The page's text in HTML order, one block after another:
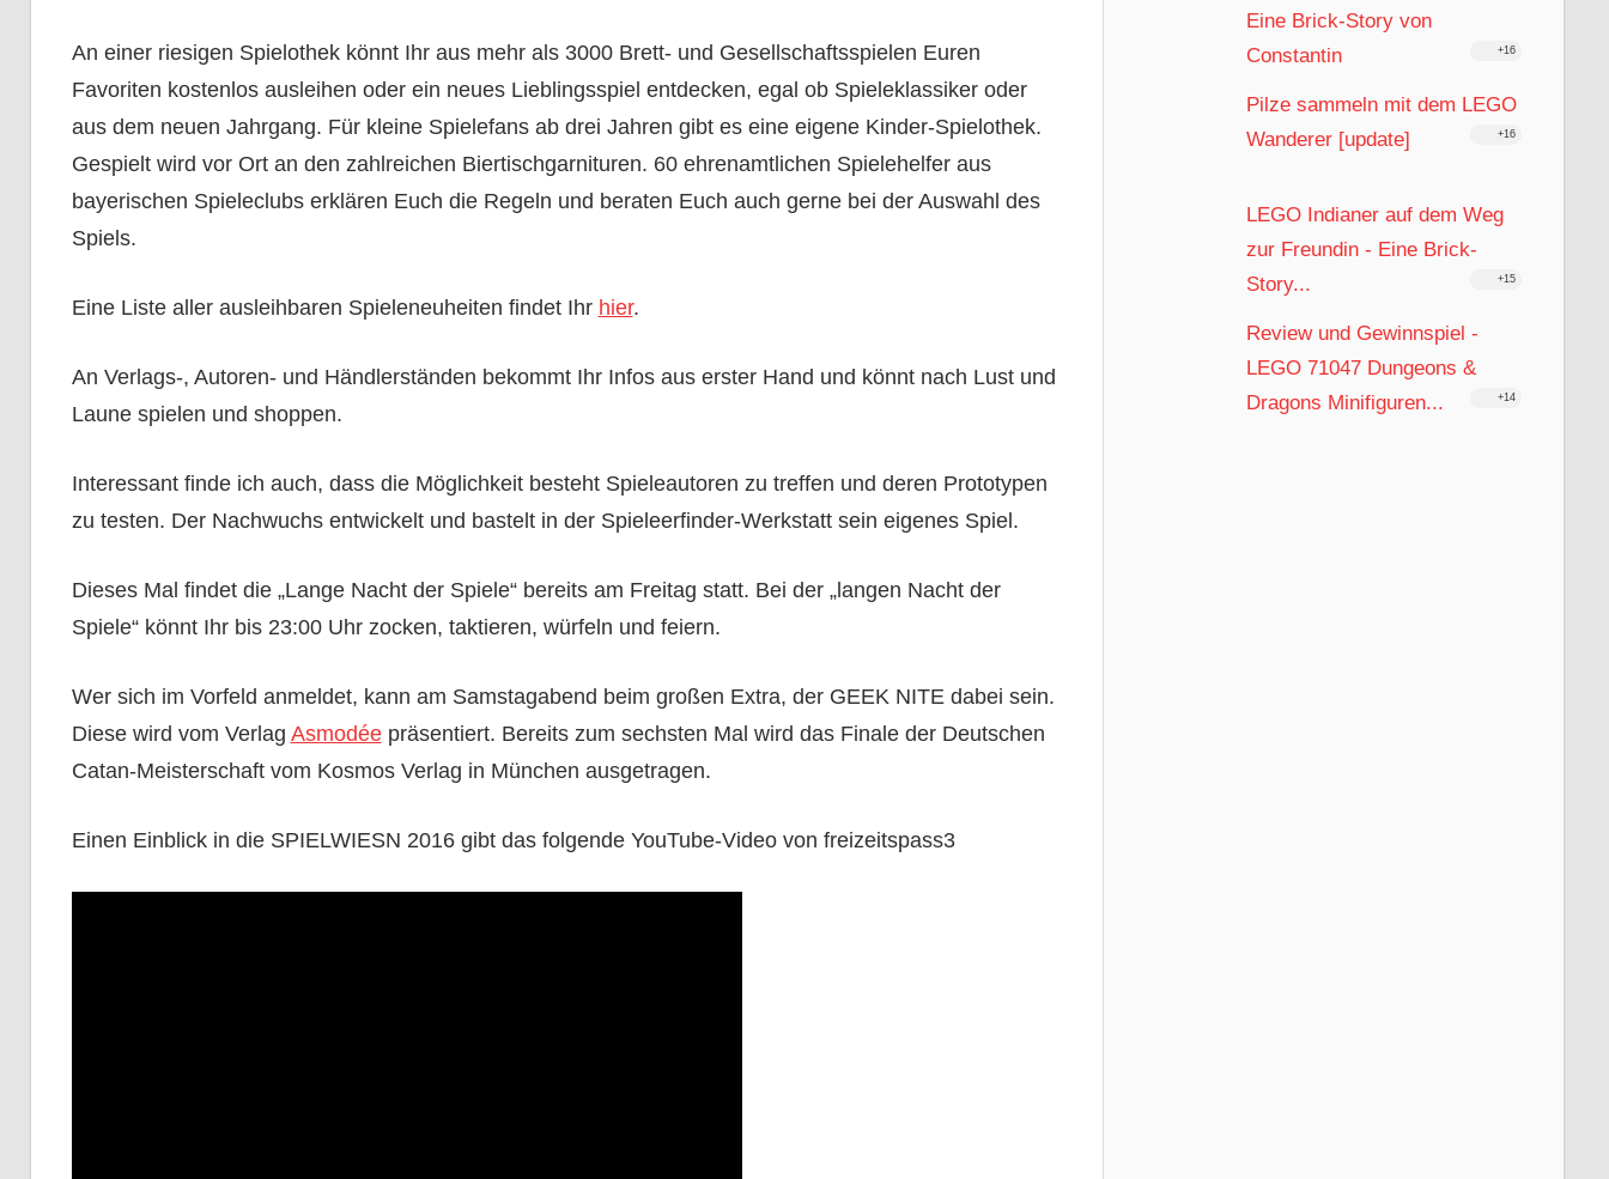
An einer riesigen Spielothek könnt Ihr aus mehr als 3000 Brett- und Gesellschaftsspielen Euren
Favoriten kostenlos ausleihen oder ein neues Lieblingsspiel entdecken, egal ob Spieleklassiker oder
aus dem neuen Jahrgang. Für kleine Spielefans ab drei Jahren gibt es eine eigene Kinder-Spielothek.
Gespielt wird vor Ort an den zahlreichen Biertischgarnituren. 60 ehrenamtlichen Spielehelfer aus
bayerischen Spieleclubs erklären Euch die Regeln und beraten Euch auch gerne bei der Auswahl des
Spiels.
Eine Liste aller ausleihbaren Spieleneuheiten findet Ihr hier.
An Verlags-, Autoren- und Händlerständen bekommt Ihr Infos aus erster Hand und könnt nach Lust und
Laune spielen und shoppen.
Interessant finde ich auch, dass die Möglichkeit besteht Spieleautoren zu treffen und deren Prototypen
zu testen. Der Nachwuchs entwickelt und bastelt in der Spieleerfinder-Werkstatt sein eigenes Spiel.
Dieses Mal findet die „Lange Nacht der Spiele“ bereits am Freitag statt. Bei der „langen Nacht der
Spiele“ könnt Ihr bis 23:00 Uhr zocken, taktieren, würfeln und feiern.
Wer sich im Vorfeld anmeldet, kann am Samstagabend beim großen Extra, der GEEK NITE dabei sein.
Diese wird vom Verlag Asmodéepräsentiert. Bereits zum sechsten Mal wird das Finale der Deutschen
Catan-Meisterschaft vom Kosmos Verlag in München ausgetragen.
Einen Einblick in die SPIELWIESN 2016 gibt das folgende YouTube-Video von freizeitspass3
Eine Brick-Story von
Constantin
+16
Pilze sammeln mit dem LEGO
Wanderer [update]
+16
LEGO Indianer auf dem Weg
zur Freundin - Eine Brick-
Story...
+15
Review und Gewinnspiel -
LEGO 71047 Dungeons &
Dragons Minifiguren...
+14